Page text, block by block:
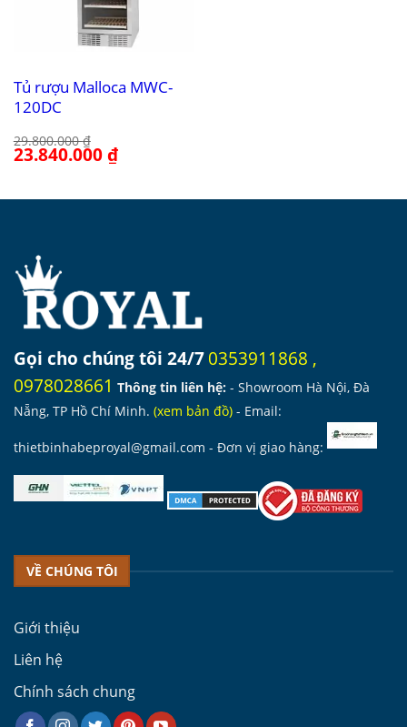
Tủ rượu Malloca MWC-
120DC
29.800.000₫
Giá
gốc
23.840.000₫Giá
hiện
23.840.000 ₫.
Gọi cho chúng tôi 24/70353911868 ,
0978028661 Thông tin liên hệ: - Showroom Hà Nội, Đà
Nẵng, TP Hồ Chí Minh. (xem bản đồ) - Email:
thietbinhabeproyal@gmail.com - Đơn vị giao hàng:
VỀ CHÚNG TÔI
Giới thiệu
Liên hệ
Chính sách chung